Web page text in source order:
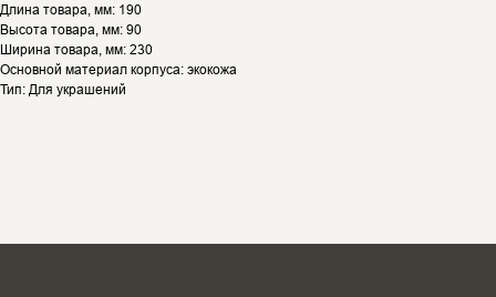
Длина товара, мм: 190
Высота товара, мм: 90
Ширина товара, мм: 230
Основной материал корпуса: экокожа
Тип: Для украшений